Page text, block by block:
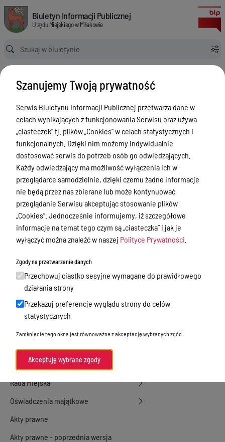
Dyżury Aptek w Powiecie Ostródzkim
Biuletyn Informacji Publicznej Urzędu Miejskiego w Miłakowie
Biuletyn Informacji Publicznej
Urzędu Miejskiego w Miłakowie
Ścieżka powrotu
Strona główna
Dyżury Aptek w Powiecie
Menu Przedmiotowe
Urząd Miejski w Miłakowie
Gmina Miłakowo
Majątek i finanse
Zamówienia publiczne
Urząd Stanu Cywilnego
Ewidencja ludności, dowody osobiste,
działalność gospodarcza
Ogłoszenia
Petycje
Nabór
Nieodpłatna pomoc prawna
Rada Miejska
Oświadczenia majątkowe
Akty prawne
Akty prawne - poprzednia wersja
Szanujemy Twoją prywatność
Serwis Biuletynu Informacji Publicznej przetwarza dane w
celach wynikających z funkcjonowania Serwisu oraz używa
„ciasteczek” tj. plików „Cookies” w celach statystycznych i
funkcjonalnych. Dzięki nim możemy indywidualnie
dostosować serwis do potrzeb osób go odwiedzających.
Każdy odwiedzający ma możliwość wyłączenia ich w
przeglądarce samodzielnie, dzięki czemu żadne informacje
nie będą przez nas zbierane lub może kontynuować
przeglądanie Serwisu akceptując stosowanie plików
„Cookies”. Jednocześnie informujemy, iż szczegółowe
informacje na temat tego czym są „ciasteczka” i jak je
wyłączyć można znaleźć w naszej Polityce Prywatności
Zgody na przetwarzanie danych
Przechowuj ciastko sesyjne wymagane do prawidłowego
działania strony
Przekazuj preferencje wyglądu strony do celów
statystycznych
Zamknięcie tego okna jest równoważne z akceptację wybranych zgód.
Akceptuję wybrane zgody